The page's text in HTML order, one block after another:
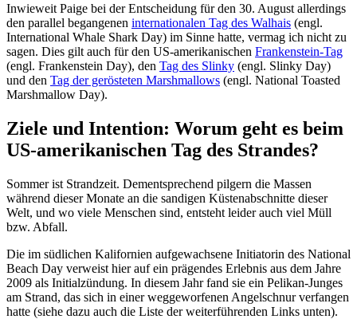
Inwieweit Paige bei der Entscheidung für den 30. August allerdings
den parallel begangenen internationalen Tag des Walhais (engl.
International Whale Shark Day) im Sinne hatte, vermag ich nicht zu
sagen. Dies gilt auch für den US-amerikanischen Frankenstein-Tag
(engl. Frankenstein Day), den Tag des Slinky (engl. Slinky Day)
und den Tag der gerösteten Marshmallows (engl. National Toasted
Marshmallow Day).
Ziele und Intention: Worum geht es beim
US-amerikanischen Tag des Strandes?
Sommer ist Strandzeit. Dementsprechend pilgern die Massen
während dieser Monate an die sandigen Küstenabschnitte dieser
Welt, und wo viele Menschen sind, entsteht leider auch viel Müll
bzw. Abfall.
Die im südlichen Kalifornien aufgewachsene Initiatorin des National
Beach Day verweist hier auf ein prägendes Erlebnis aus dem Jahre
2009 als Initialzündung. In diesem Jahr fand sie ein Pelikan-Junges
am Strand, das sich in einer weggeworfenen Angelschnur verfangen
hatte (siehe dazu auch die Liste der weiterführenden Links unten).